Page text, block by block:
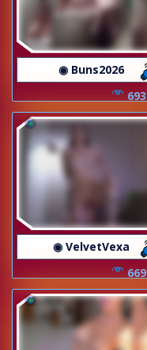
◉ Buns2026
693
◉ VelvetVexa
669